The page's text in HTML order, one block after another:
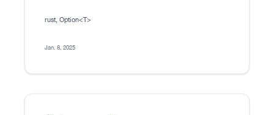
rust, Option<T>
Jan. 8, 2025